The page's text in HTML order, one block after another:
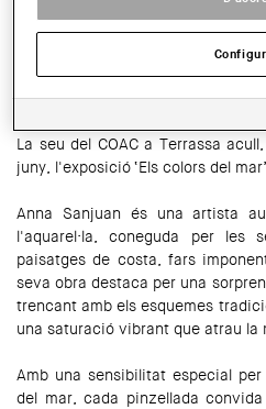
HORARI:
de dilluns a divendres, de 8.30h a
COMPARTIR
WhatsApp
Facebook
TwitterLinkedIn
Share
La seu del COAC a Terrassa
juny, l'exposició ‘Els colors del
Anna Sanjuan és una artista
l'aquarel·la, coneguda per les
paisatges de costa, fars
seva obra destaca per una
trencant amb els esquemes
una saturació vibrant que atrau la
Amb una sensibilitat especial
del mar, cada pinzellada